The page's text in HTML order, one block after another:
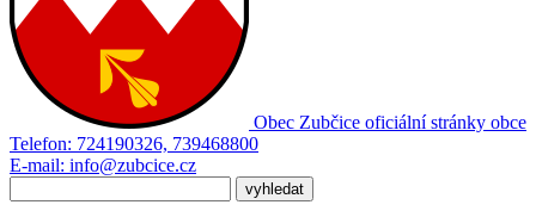
Obec Zubčice oficiální stránky obce
Telefon: 724190326, 739468800
E-mail: info@zubcice.cz